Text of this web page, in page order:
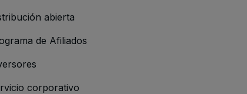
abierta
de Afiliados
corporativo